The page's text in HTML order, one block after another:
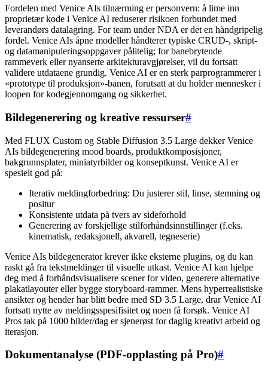
Fordelen med Venice AIs tilnærming er personvern: å lime inn
proprietær kode i Venice AI reduserer risikoen forbundet med
leverandørs datalagring. For team under NDA er det en håndgripelig
fordel. Venice AIs åpne modeller håndterer typiske CRUD-, skript-
og datamanipuleringsoppgaver pålitelig; for banebrytende
rammeverk eller nyanserte arkitekturavgjørelser, vil du fortsatt
validere utdataene grundig. Venice AI er en sterk parprogrammerer i
«prototype til produksjon»-banen, forutsatt at du holder mennesker i
loopen for kodegjennomgang og sikkerhet.
Bildegenerering og kreative ressurser#
Med FLUX Custom og Stable Diffusion 3.5 Large dekker Venice
AIs bildegenerering mood boards, produktkomposisjoner,
bakgrunnsplater, miniatyrbilder og konseptkunst. Venice AI er
spesielt god på:
Iterativ meldingforbedring: Du justerer stil, linse, stemning og
positur
Konsistente utdata på tvers av sideforhold
Generering av forskjellige stilforhåndsinnstillinger (f.eks.
kinematisk, redaksjonell, akvarell, tegneserie)
Venice AIs bildegenerator krever ikke eksterne plugins, og du kan
raskt gå fra tekstmeldinger til visuelle utkast. Venice AI kan hjelpe
deg med å forhåndsvisualisere scener for video, generere alternative
plakatlayouter eller bygge storyboard-rammer. Mens hyperrealistiske
ansikter og hender har blitt bedre med SD 3.5 Large, drar Venice AI
fortsatt nytte av meldingsspesifisitet og noen få forsøk. Venice AI
Pros tak på 1000 bilder/dag er sjenerøst for daglig kreativt arbeid og
iterasjon.
Dokumentanalyse (PDF-opplasting på Pro)#